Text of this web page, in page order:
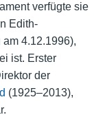
verfügte sie
Edith-
4.12.1996),
ist. Erster
der
(1925–2013),